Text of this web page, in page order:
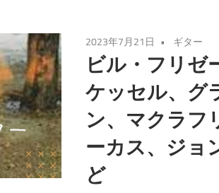
2023年7月21日 ギター
ビル・フリゼ
ケッセル、グ
ン、マクラフ
ーカス、ジョ
ど